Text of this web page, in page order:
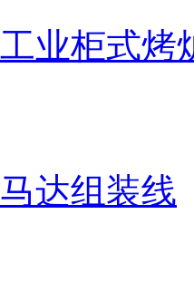
工业柜式烤
马达组装线